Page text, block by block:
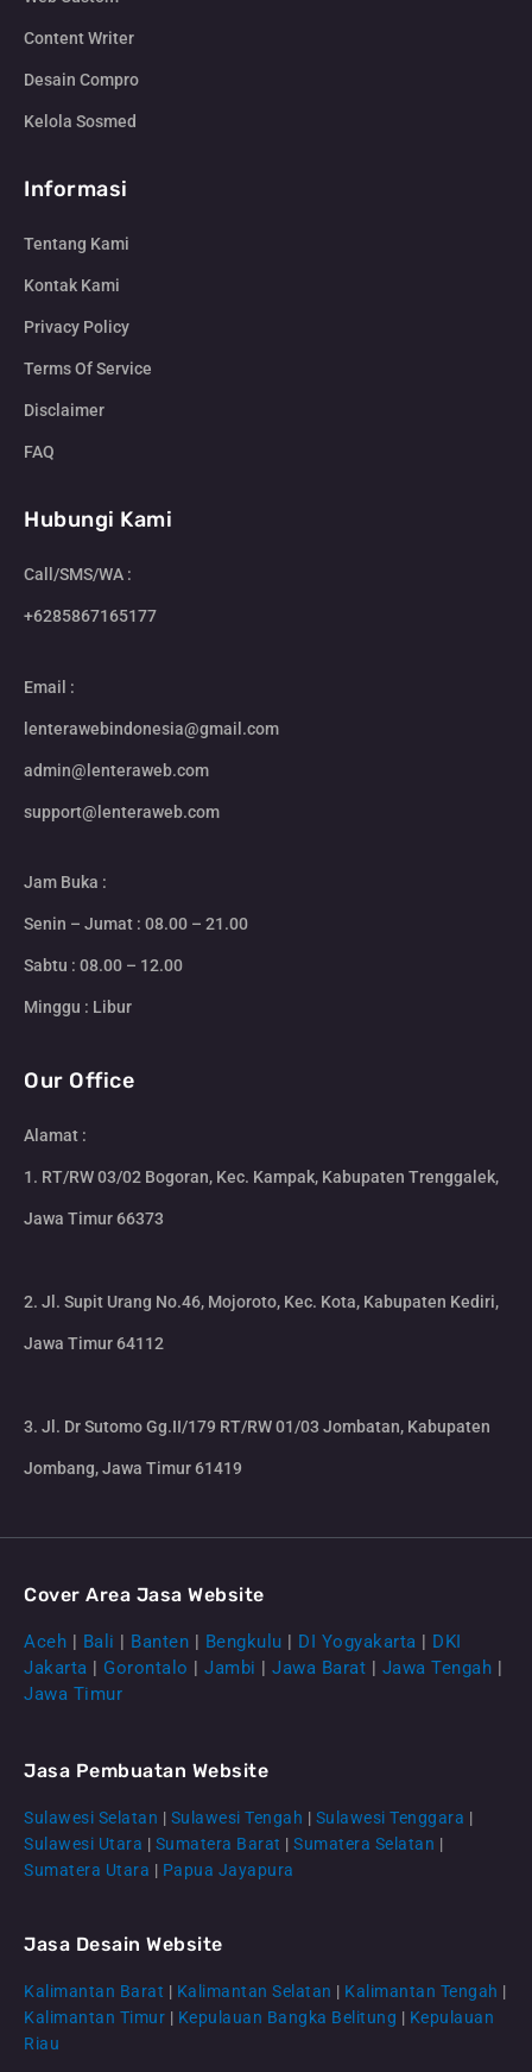
CS Lenteraweb
Content Writer
Desain Compro
Kelola Sosmed
Informasi
Tentang Kami
Kontak Kami
Privacy Policy
Terms Of Service
Disclaimer
FAQ
Hubungi Kami
Call/SMS/WA :
+6285867165177
Email :
lenterawebindonesia@gmail.com
admin@lenteraweb.com
support@lenteraweb.com
Jam Buka :
Senin – Jumat : 08.00 – 21.00
Sabtu : 08.00 – 12.00
Minggu : Libur
Our Office
Alamat :
1. RT/RW 03/02 Bogoran, Kec. Kampak, Kabupaten Trenggalek,
Jawa Timur 66373
2. Jl. Supit Urang No.46, Mojoroto, Kec. Kota, Kabupaten Kediri,
Jawa Timur 64112
3. Jl. Dr Sutomo Gg.II/179 RT/RW 01/03 Jombatan, Kabupaten
Jombang, Jawa Timur 61419
Cover Area Jasa Website
Aceh | Bali | Banten | Bengkulu | DI Yogyakarta | DKI
Jakarta | Gorontalo | Jambi | Jawa Barat | Jawa Tengah |
Jawa Timur
Jasa Pembuatan Website
Sulawesi Selatan | Sulawesi Tengah | Sulawesi Tenggara |
Sulawesi Utara | Sumatera Barat | Sumatera Selatan |
Sumatera Utara | Papua Jayapura
Jasa Desain Website
Kalimantan Barat | Kalimantan Selatan | Kalimantan Tengah |
Kalimantan Timur | Kepulauan Bangka Belitung | Kepulauan
Riau